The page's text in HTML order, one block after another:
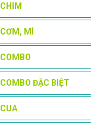
CHIM
CƠM, MÌ
COMBO
COMBO ĐẶC BIỆT
CUA